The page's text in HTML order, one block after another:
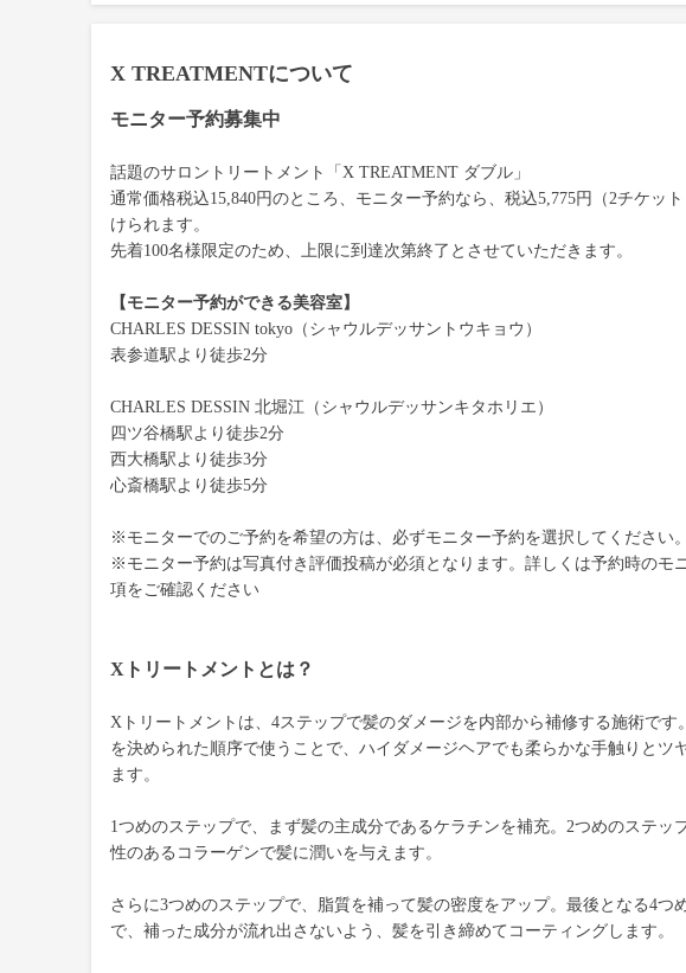
X TREATMENTについて
モニター予約募集中
話題のサロントリートメント「X TREATMENT ダブル」
通常価格税込15,840円のところ、モニター予約なら、税込5,775円（2チケッ
けられます。
先着100名様限定のため、上限に到達次第終了とさせていただきます。
【モニター予約ができる美容室】
CHARLES DESSIN tokyo（シャウルデッサントウキョウ）
表参道駅より徒歩2分
CHARLES DESSIN 北堀江（シャウルデッサンキタホリエ）
四ツ谷橋駅より徒歩2分
西大橋駅より徒歩3分
心斎橋駅より徒歩5分
※モニターでのご予約を希望の方は、必ずモニター予約を選択してください。
※モニター予約は写真付き評価投稿が必須となります。詳しくは予約時のモ
項をご確認ください
Xトリートメントとは？
Xトリートメントは、4ステップで髪のダメージを内部から補修する施術です
を決められた順序で使うことで、ハイダメージヘアでも柔らかな手触りとツ
ます。
1つめのステップで、まず髪の主成分であるケラチンを補充。2つめのステッ
性のあるコラーゲンで髪に潤いを与えます。
さらに3つめのステップで、脂質を補って髪の密度をアップ。最後となる4つ
で、補った成分が流れ出さないよう、髪を引き締めてコーティングします。